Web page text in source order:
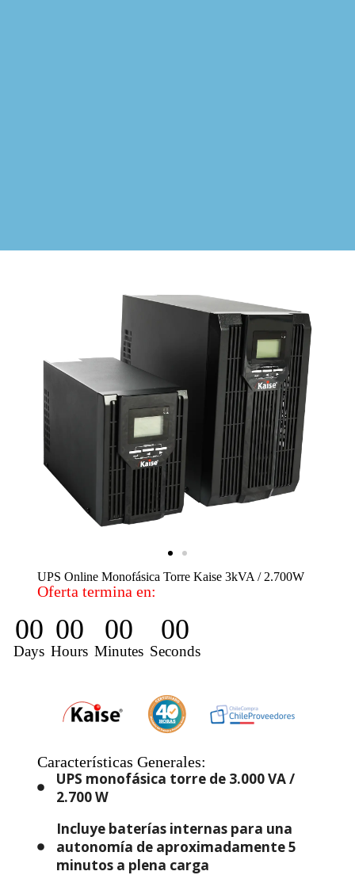
UPS Online Monofásica Torre Kaise 3kVA / 2.700W
Oferta termina en:
00
Days
00
Hours
00
Minutes
00
Seconds
Características Generales:
UPS monofásica torre de 3.000 VA /
2.700 W
Incluye baterías internas para una
autonomía de aproximadamente 5
minutos a plena carga